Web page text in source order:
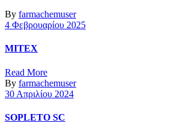
By farmachemuser
4 Φεβρουαρίου 2025
MITEX
Read More
By farmachemuser
30 Απριλίου 2024
SOPLETO SC